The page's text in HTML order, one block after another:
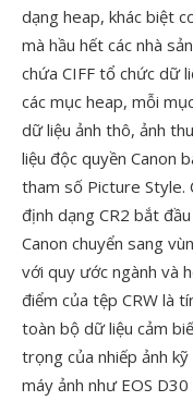
dạng heap, khác biệt
mà hầu hết các nhà
chứa CIFF tổ chức dữ
các mục heap, mỗi
dữ liệu ảnh thô, ảnh
liệu độc quyền Canon
tham số Picture Style.
định dạng CR2 bắt
Canon chuyển sang
với quy ước ngành và
điểm của tệp CRW là
toàn bộ dữ liệu cảm
trọng của nhiếp ảnh
máy ảnh như EOS